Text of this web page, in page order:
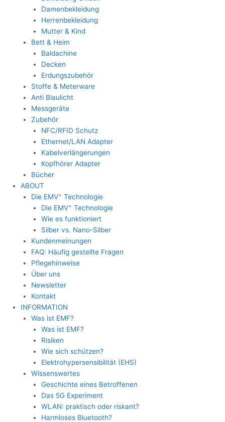
Damenbekleidung
Herrenbekleidung
Mutter & Kind
Bett & Heim
Baldachine
Decken
Erdungszubehör
Stoffe & Meterware
Anti Blaulicht
Messgeräte
Zubehör
NFC/RFID Schutz
Ethernet/LAN Adapter
Kabelverlängerungen
Kopfhörer Adapter
Bücher
ABOUT
Die EMV+ Technologie
Die EMV+ Technologie
Wie es funktioniert
Silber vs. Nano-Silber
Kundenmeinungen
FAQ: Häufig gestellte Fragen
Pflegehinweise
Über uns
Newsletter
Kontakt
INFORMATION
Was ist EMF?
Was ist EMF?
Risiken
Wie sich schützen?
Elektrohypersensibilität (EHS)
Wissenswertes
Geschichte eines Betroffenen
Das 5G Experiment
WLAN: praktisch oder riskant?
Harmloses Bluetooth?